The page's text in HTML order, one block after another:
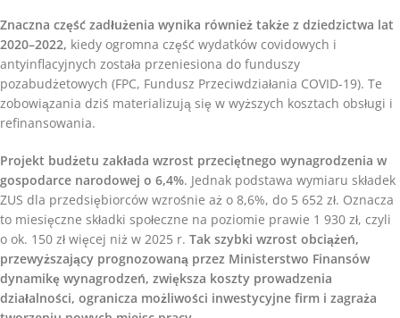
Znaczna część zadłużenia wynika również także z dziedzictwa lat
2020–2022, kiedy ogromna część wydatków covidowych i
antyinflacyjnych została przeniesiona do funduszy
pozabudżetowych (FPC, Fundusz Przeciwdziałania COVID-19). Te
zobowiązania dziś materializują się w wyższych kosztach obsługi i
refinansowania.
Projekt budżetu zakłada wzrost przeciętnego wynagrodzenia w
gospodarce narodowej o 6,4%. Jednak podstawa wymiaru składek
ZUS dla przedsiębiorców wzrośnie aż o 8,6%, do 5 652 zł. Oznacza
to miesięczne składki społeczne na poziomie prawie 1 930 zł, czyli
o ok. 150 zł więcej niż w 2025 r. Tak szybki wzrost obciążeń,
przewyższający prognozowaną przez Ministerstwo Finansów
dynamikę wynagrodzeń, zwiększa koszty prowadzenia
działalności, ogranicza możliwości inwestycyjne firm i zagraża